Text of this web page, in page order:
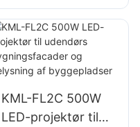
parkeringsplads-
og lagerbelysning
KML-FL2C 240W
LED-projektørlys
KML-FL2C 500W
LED-projektør til